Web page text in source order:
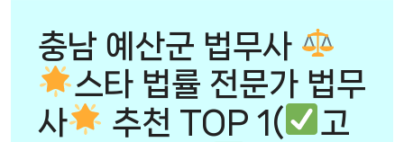
충남 예산군 법무사
스타 법률 전문가 법무
사
추천 TOP 1(
고